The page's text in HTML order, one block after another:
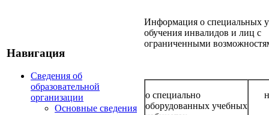
Навигация
Сведения об
образовательной
организации
Основные сведения
Информация о специальных
обучения инвалидов и лиц с
ограниченными
о специально
оборудованных учебных